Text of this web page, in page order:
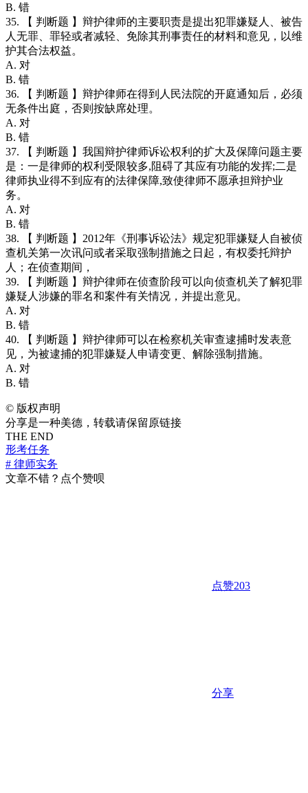
B. 错
35. 【 判断题 】辩护律师的主要职责是提出犯罪嫌疑人、被告
人无罪、罪轻或者减轻、免除其刑事责任的材料和意见，以维
护其合法权益。
A. 对
B. 错
36. 【 判断题 】辩护律师在得到人民法院的开庭通知后，必须
无条件出庭，否则按缺席处理。
A. 对
B. 错
37. 【 判断题 】我国辩护律师诉讼权利的扩大及保障问题主要
是：一是律师的权利受限较多,阻碍了其应有功能的发挥;二是
律师执业得不到应有的法律保障,致使律师不愿承担辩护业
务。
A. 对
B. 错
38. 【 判断题 】2012年《刑事诉讼法》规定犯罪嫌疑人自被侦
查机关第一次讯问或者采取强制措施之日起，有权委托辩护
人；在侦查期间，
39. 【 判断题 】辩护律师在侦查阶段可以向侦查机关了解犯罪
嫌疑人涉嫌的罪名和案件有关情况，并提出意见。
A. 对
B. 错
40. 【 判断题 】辩护律师可以在检察机关审查逮捕时发表意
见，为被逮捕的犯罪嫌疑人申请变更、解除强制措施。
A. 对
B. 错
© 版权声明
分享是一种美德，转载请保留原链接
THE END
形考任务
# 律师实务
文章不错？点个赞呗
点赞203
分享